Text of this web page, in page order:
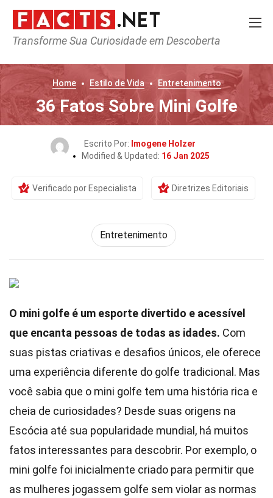
Transforme Sua Curiosidade em Descoberta
Home Estilo de Vida Entretenimento
36 Fatos Sobre Mini Golfe
Escrito Por: Imogene Holzer
Modified & Updated: 16 Jan 2025
Verificado por Especialista Diretrizes Editoriais
Entretenimento
O mini golfe é um esporte divertido e acessível
que encanta pessoas de todas as idades. Com
suas pistas criativas e desafios únicos, ele oferece
uma experiência diferente do golfe tradicional. Mas
você sabia que o mini golfe tem uma história rica e
cheia de curiosidades? Desde suas origens na
Escócia até sua popularidade mundial, há muitos
fatos interessantes para descobrir. Por exemplo, o
mini golfe foi inicialmente criado para permitir que
as mulheres jogassem golfe sem violar as normas